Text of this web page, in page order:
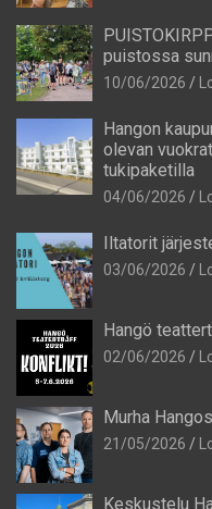
puistossa
10/06/2026
Hangon
olevan
tukipaketilla
04/06/2026
Iltatorit
03/06/2026
Hangö
02/06/2026
Murha
21/05/2026
Keskustelu